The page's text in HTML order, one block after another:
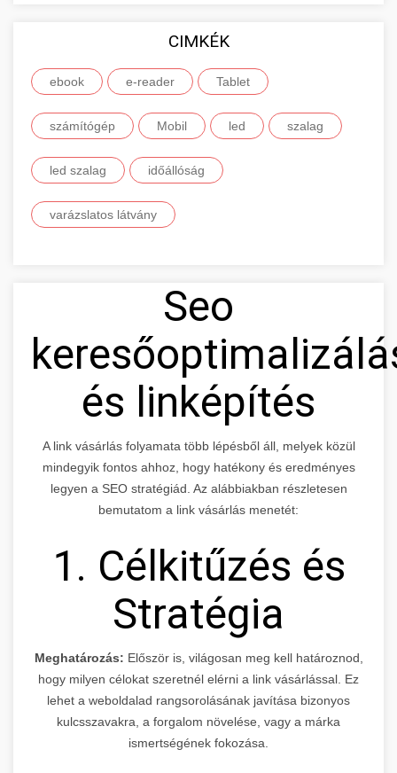
CIMKÉK
ebook e-reader Tablet
számítógép Mobil led szalag
led szalag időállóság
varázslatos látvány
Seo
és linképítés
A link vásárlás folyamata több lépésből áll, melyek közül
mindegyik fontos ahhoz, hogy hatékony és eredményes
legyen a SEO stratégiád. Az alábbiakban részletesen
bemutatom a link vásárlás menetét:
1. Célkitűzés és
Stratégia
Meghatározás: Először is, világosan meg kell határoznod,
hogy milyen célokat szeretnél elérni a link vásárlással. Ez
lehet a weboldalad rangsorolásának javítása bizonyos
kulcsszavakra, a forgalom növelése, vagy a márka
ismertségének fokozása.